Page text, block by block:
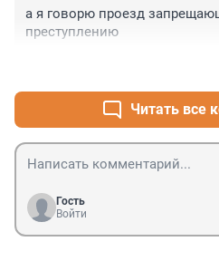
а я говорю проезд
преступлению
Читать все
Гость
Войти